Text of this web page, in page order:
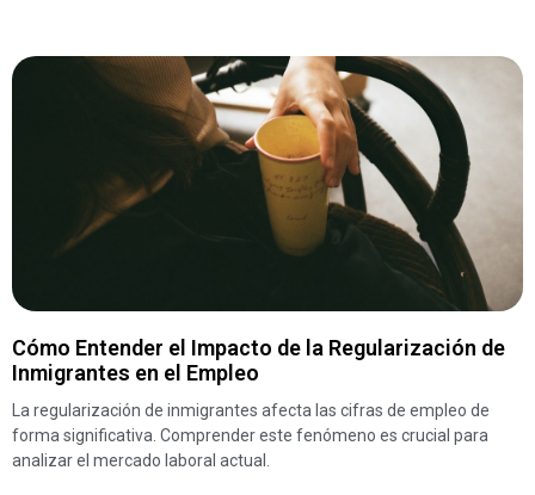
Cómo Entender el Impacto de la Regularización de
Inmigrantes en el Empleo
La regularización de inmigrantes afecta las cifras de empleo de
forma significativa. Comprender este fenómeno es crucial para
analizar el mercado laboral actual.